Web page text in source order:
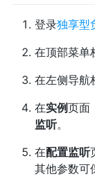
登录独享型
在顶部菜单
在左侧导航
在实例页面
监听。
在配置监听
其他参数可